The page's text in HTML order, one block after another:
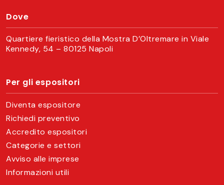
Dove
Quartiere fieristico della Mostra D’Oltremare in Viale
Kennedy, 54 – 80125 Napoli
Per gli espositori
Diventa espositore
Richiedi preventivo
Accredito espositori
Categorie e settori
Avviso alle imprese
Informazioni utili